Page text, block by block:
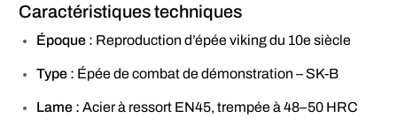
Caractéristiques techniques
Époque : Reproduction d’épée viking du 10e siècle
Type : Épée de combat de démonstration – SK-B
Lame : Acier à ressort EN45, trempée à 48–50 HRC